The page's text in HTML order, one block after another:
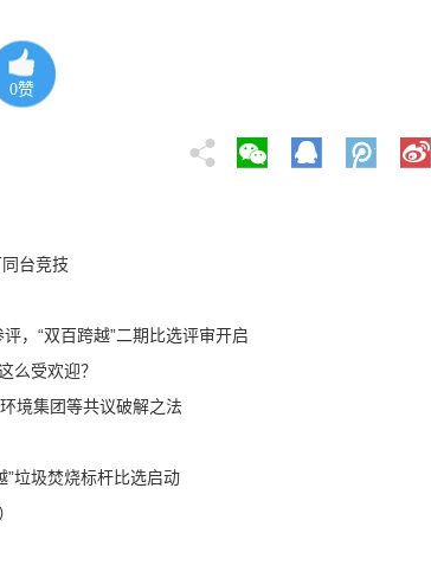
0赞
台竞技
，“双百跨越”二期比选评审开启
么受欢迎？
境集团等共议破解之法
”垃圾焚烧标杆比选启动